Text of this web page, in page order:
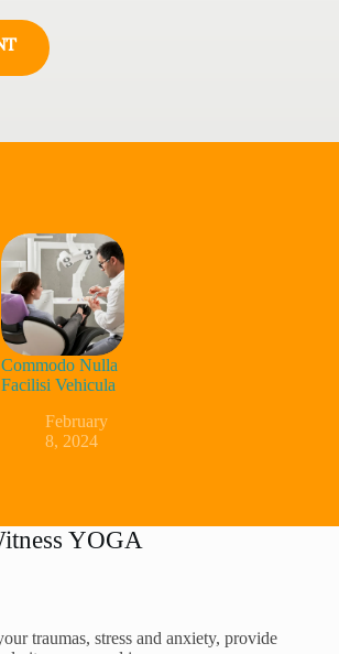
Commodo Nulla
Facilisi Vehicula
February
8, 2024
YOGA
traumas, stress and anxiety, provide